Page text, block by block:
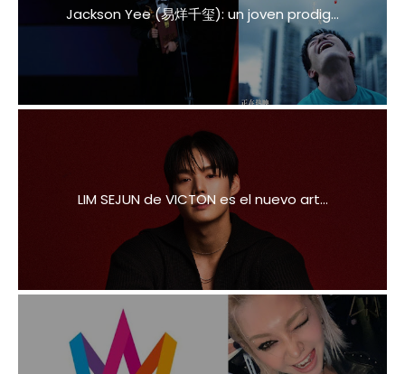
Jackson Yee (易烊千玺): un joven prodig...
LIM SEJUN de VICTON es el nuevo art...